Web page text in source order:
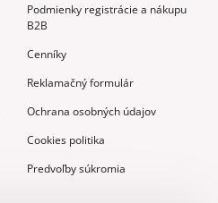
Podmienky registrácie a nákupu
B2B
Cenníky
Reklamačný formulár
Ochrana osobných údajov
Cookies politika
Predvoľby súkromia